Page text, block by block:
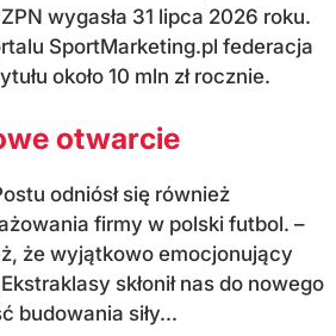
wygasła 31 lipca 2026 roku.
SportMarketing.pl federacja
około 10 mln zł rocznie.
otwarcie
odniósł się również
firmy w polski futbol. –
że wyjątkowo emocjonujący
skłonił nas do nowego
budowania siły...